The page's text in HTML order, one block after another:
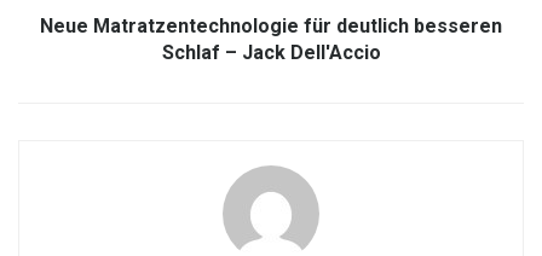
Neue Matratzentechnologie für deutlich besseren
Schlaf – Jack Dell'Accio